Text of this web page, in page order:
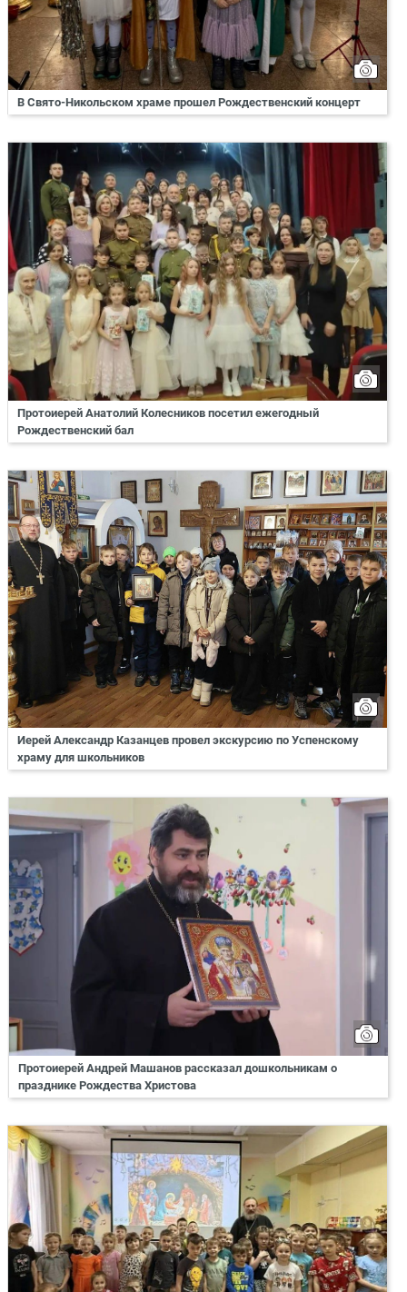
В Свято-Никольском храме прошел Рождественский концерт
Протоиерей Анатолий Колесников посетил ежегодный
Рождественский бал
Иерей Александр Казанцев провел экскурсию по Успенскому
храму для школьников
Протоиерей Андрей Машанов рассказал дошкольникам о
празднике Рождества Христова